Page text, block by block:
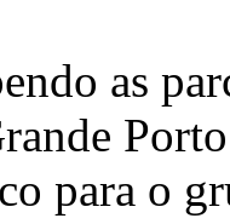
as
para o